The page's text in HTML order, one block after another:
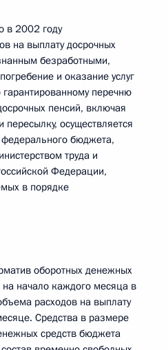
в 2002 году
на выплату досрочных
безработными,
и оказание услуг
перечню
пенсий, включая
пересылку, осуществляется
бюджета,
труда и
Федерации,
в порядке
оборотных денежных
начало каждого месяца в
расходов на выплату
Средства в размере
средств бюджета